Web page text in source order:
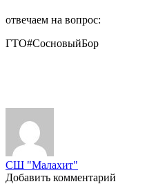
отвечаем на вопрос:
ГТО#СосновыйБор
СШ "Малахит"
Добавить комментарий